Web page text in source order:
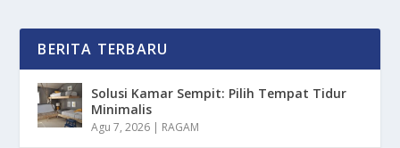
BERITA TERBARU
Solusi Kamar Sempit: Pilih Tempat Tidur
Minimalis
Agu 7, 2026 | RAGAM